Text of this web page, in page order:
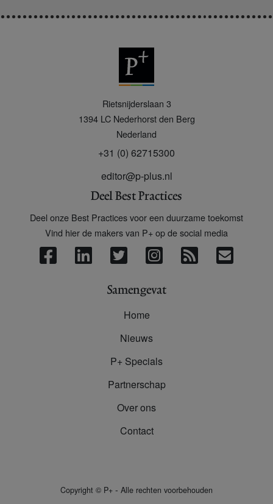
Rietsnijderslaan 3
1394 LC Nederhorst den Berg
Nederland
+31 (0) 62715300
editor@p-plus.nl
Deel Best Practices
Deel onze Best Practices voor een duurzame toekomst
Vind hier de makers van P+ op de social media
Samengevat
Home
Nieuws
P+ Specials
Partnerschap
Over ons
Contact
Copyright © P+ - Alle rechten voorbehouden